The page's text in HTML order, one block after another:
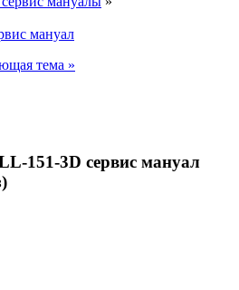
мануал
тема »
151-3D сервис мануал